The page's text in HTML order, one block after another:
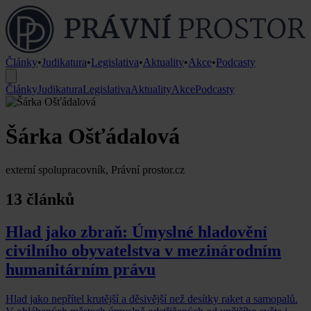
Články•Judikatura•Legislativa•Aktuality•Akce•Podcasty
ČlánkyJudikaturaLegislativaAktualityAkcePodcasty
Šárka Ošťádalová
externí spolupracovník, Právní prostor.cz
13 článků
Hlad jako zbraň: Úmyslné hladovění
civilního obyvatelstva v mezinárodním
humanitárním právu
Hlad jako nepřítel krutější a děsivější než desítky raket a samopalů.